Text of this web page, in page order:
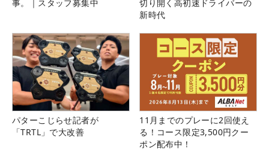
事。｜スタッフ募集中
切り開く高初速ドライバーの
新時代
パターこじらせ記者が
「TRTL」で大改善
11月までのプレーに2回使え
る！コース限定3,500円クー
ポン配布中！